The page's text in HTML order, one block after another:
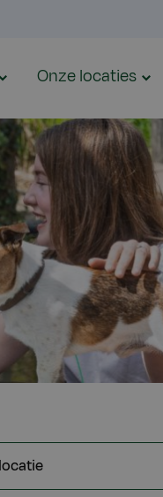
Onze locaties